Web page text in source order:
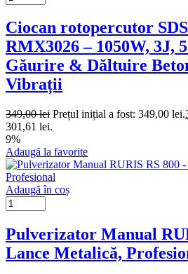
Ciocan rotopercutor
RMX3026 – 1050W, 3J,
Găurire & Dăltuire
Vibrații
349,00lei Prețul inițial a fost: 349,00 lei.
301,61 lei.
9%
Adaugă la favorite
Adaugă în coș
Pulverizator Manual
Lance Metalică,